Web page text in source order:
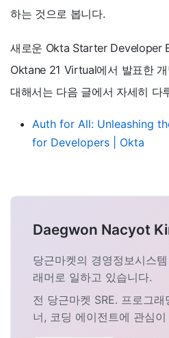
하는 것으로 봅니다.
새로운 Okta Starter Developer
Oktane 21 Virtual에서 발표한
대해서는 다음 글에서 자세히 다
Auth for All: Unleashing
for Developers | Okta
Daegwon Nacyot
당근마켓의 경영정보시스
래머로 일하고 있습니다.
전 당근마켓 SRE. 프로그
너, 코딩 에이전트에 관심